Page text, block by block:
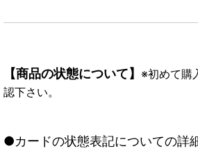
【商品の状態について】 ※初めて購
認下さい。
●カードの状態表記についての詳